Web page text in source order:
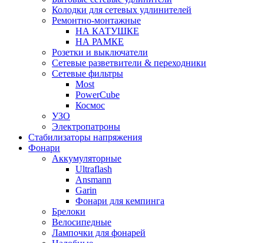
Колодки для сетевых удлинителей
Ремонтно-монтажные
НА КАТУШКЕ
НА РАМКЕ
Розетки и выключатели
Сетевые разветвители & переходники
Сетевые фильтры
Most
PowerCube
Космос
УЗО
Электропатроны
Стабилизаторы напряжения
Фонари
Аккумуляторные
Ultraflash
Ansmann
Garin
Фонари для кемпинга
Брелоки
Велосипедные
Лампочки для фонарей